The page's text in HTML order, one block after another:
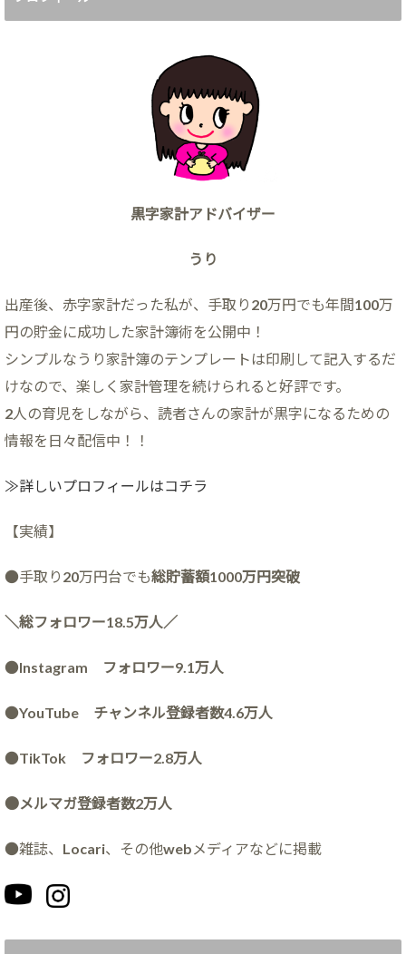
黒字家計アドバイザー
うり
出産後、赤字家計だった私が、手取り20万円でも年間100万
円の貯金に成功した家計簿術を公開中！
シンプルなうり家計簿のテンプレートは印刷して記入するだ
けなので、楽しく家計管理を続けられると好評です。
2人の育児をしながら、読者さんの家計が黒字になるための
情報を日々配信中！！
≫詳しいプロフィールはコチラ
【実績】
●手取り20万円台でも総貯蓄額1000万円突破
＼総フォロワー18.5万人／
●Instagram フォロワー9.1万人
●YouTube チャンネル登録者数4.6万人
●TikTok フォロワー2.8万人
●メルマガ登録者数2万人
●雑誌、Locari、その他webメディアなどに掲載